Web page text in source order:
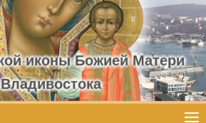
иконы Божией Матери